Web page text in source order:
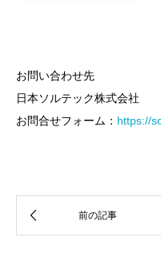
お問い合わせ先
日本ソルテック株式会社
お問合せフォーム： https://